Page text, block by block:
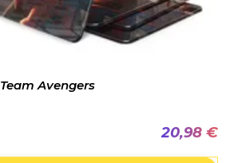
Avengers
20,98 €